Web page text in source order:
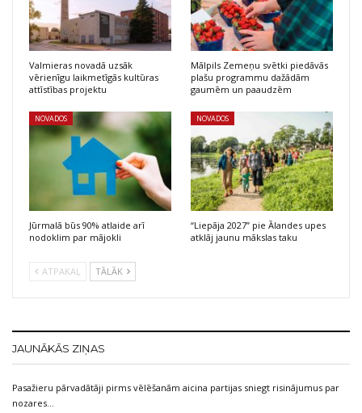
Valmieras novadā uzsāk
vērienīgu laikmetīgās kultūras
attīstības projektu
Mālpils Zemeņu svētki piedāvās
plašu programmu dažādām
gaumēm un paaudzēm
NOVADOS
Jūrmalā būs 90% atlaide arī
nodoklim par mājokli
NOVADOS
“Liepāja 2027” pie Ālandes upes
atklāj jaunu mākslas taku
ATPAKAĻ TĀLĀK
JAUNĀKĀS ZIŅAS
Pasažieru pārvadātāji pirms vēlēšanām aicina partijas sniegt risinājumus par
nozares…